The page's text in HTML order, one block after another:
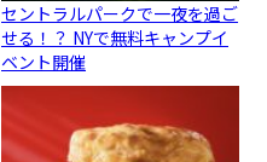
セントラルパークで一夜を過ご
せる！？ NYで無料キャンプイ
ベント開催